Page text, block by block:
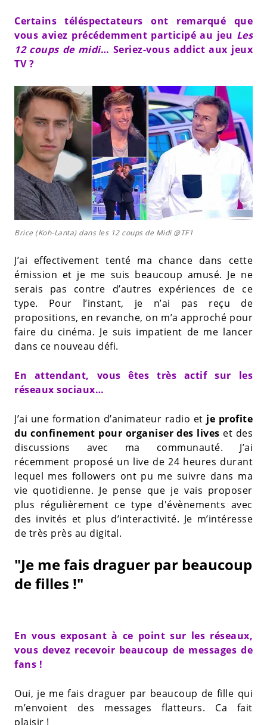
Certains téléspectateurs ont remarqué que
vous aviez précédemment participé au jeu Les
12 coups de midi… Seriez-vous addict aux jeux
TV ?
Brice (Koh-Lanta) dans les 12 coups de Midi @TF1
J’ai effectivement tenté ma chance dans cette
émission et je me suis beaucoup amusé. Je ne
serais pas contre d’autres expériences de ce
type. Pour l’instant, je n’ai pas reçu de
propositions, en revanche, on m’a approché pour
faire du cinéma. Je suis impatient de me lancer
dans ce nouveau défi.
En attendant, vous êtes très actif sur les
réseaux sociaux…
J’ai une formation d’animateur radio et je profite
du confinement pour organiser des lives et des
discussions avec ma communauté. J’ai
récemment proposé un live de 24 heures durant
lequel mes followers ont pu me suivre dans ma
vie quotidienne. Je pense que je vais proposer
plus régulièrement ce type d'évènements avec
des invités et plus d’interactivité. Je m’intéresse
de très près au digital.
"Je me fais draguer par beaucoup
de filles !"
En vous exposant à ce point sur les réseaux,
vous devez recevoir beaucoup de messages de
fans !
Oui, je me fais draguer par beaucoup de fille qui
m’envoient des messages flatteurs. Ca fait
plaisir !